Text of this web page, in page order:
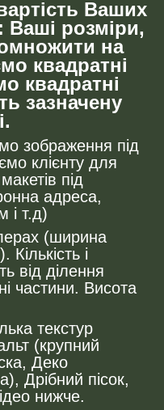
Ваших
Ваші розміри,
на
квадратні
квадратні
зазначену
зображення під
клієнту для
під
адреса,
і т.д)
(ширина
і
від ділення
частини. Висота
текстур
(крупний
Деко
Дрібний пісок,
нижче.